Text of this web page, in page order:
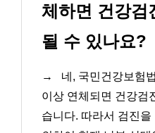
체하면 건강검
될 수 있나요?
→
네, 국민건강보험
이상 연체되면 건강검
습니다. 따라서 검진